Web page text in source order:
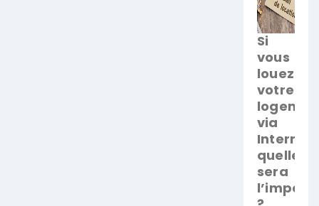
Si
vous
louez
votre
via
Internet,
quelle
sera